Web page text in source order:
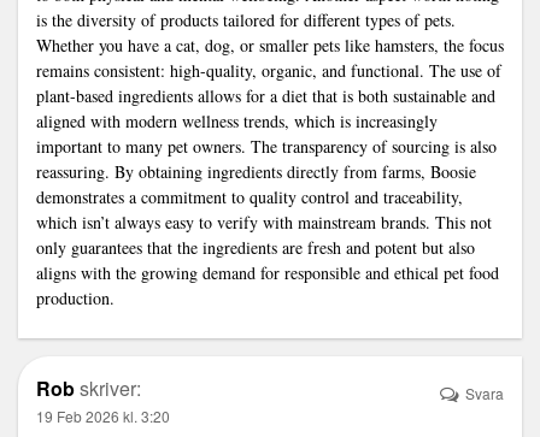
is the diversity of products tailored for different types of pets.
Whether you have a cat, dog, or smaller pets like hamsters, the focus
remains consistent: high-quality, organic, and functional. The use of
plant-based ingredients allows for a diet that is both sustainable and
aligned with modern wellness trends, which is increasingly
important to many pet owners. The transparency of sourcing is also
reassuring. By obtaining ingredients directly from farms, Boosie
demonstrates a commitment to quality control and traceability,
which isn’t always easy to verify with mainstream brands. This not
only guarantees that the ingredients are fresh and potent but also
aligns with the growing demand for responsible and ethical pet food
production.
Robskriver:
19 Feb 2026 kl. 3:20
Svara